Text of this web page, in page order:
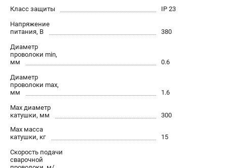
Генераторы инверторные
ПОЛЕЗНЫЕ СТАТЬИ
Как выбрать краскопульт?
Как выбрать мотопомпу?
Как выбрать бензопилу?
Как правильно выбрать генератор?
СВАРОЧНЫЕ АППАРАТЫ
Класс защиты
IP 23
Напряжение
питания, В
380
Диаметр
проволоки min,
мм
0.6
Диаметр
проволоки max,
мм
1.6
Max диаметр
катушки, мм
300
Max масса
катушки, кг
15
Скорость подачи
сварочной